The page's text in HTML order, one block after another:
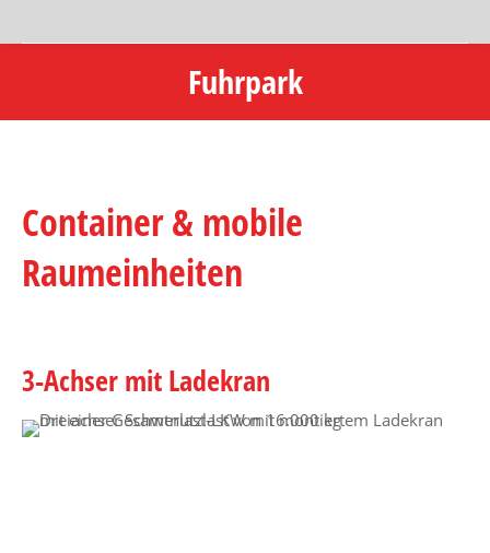
Fuhrpark
Sie befinden sich hier:
Container & mobile
Raumeinheiten
3-Achser mit Ladekran